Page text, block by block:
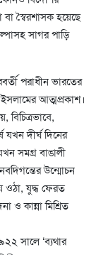
স্বৈরশাসক হয়েছে
সাগর পাড়ি
পরাধীন ভারতের
আত্মপ্রকাশ।
যখন দীর্ঘ দিনের
সমগ্র বাঙালী
উন্মোচন
ওঠা, যুদ্ধ ফেরত
ও কান্না মিশ্রিত
সালে ‘ব্যথার